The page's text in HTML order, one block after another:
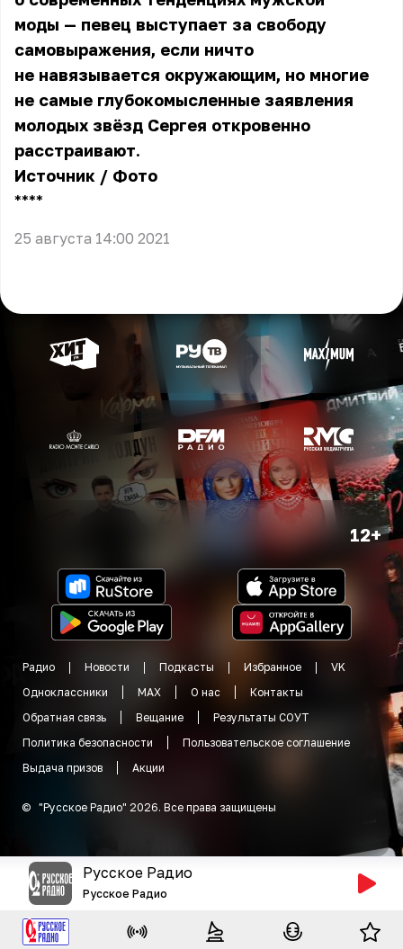
моды — певец выступает за свободу
самовыражения, если ничто
не навязывается окружающим, но многие
не самые глубокомысленные заявления
молодых звёзд Сергея откровенно
расстраивают.
Источник / Фото
** **
25 августа 14:00 2021
12+
Радио Новости Подкасты Избранное
VK
Одноклассники
MAX О нас
Контакты
Обратная связь
Вещание
Результаты СОУТ
Политика безопасности
Пользовательское соглашение
Выдача призов
Акции
© "Русское Радио" 2026. Все права защищены
Русское Радио
Русское Радио